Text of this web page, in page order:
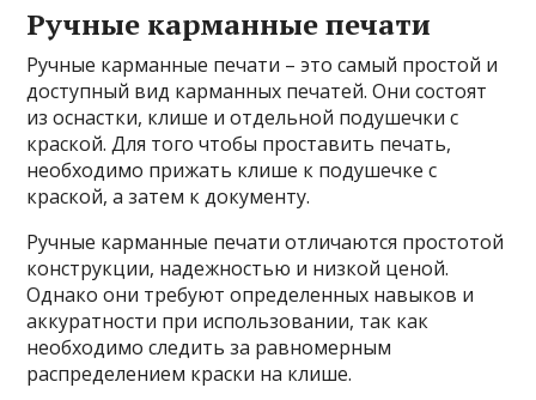
Ручные карманные печати
Ручные карманные печати – это самый простой и
доступный вид карманных печатей. Они состоят
из оснастки, клише и отдельной подушечки с
краской. Для того чтобы проставить печать,
необходимо прижать клише к подушечке с
краской, а затем к документу.
Ручные карманные печати отличаются простотой
конструкции, надежностью и низкой ценой.
Однако они требуют определенных навыков и
аккуратности при использовании, так как
необходимо следить за равномерным
распределением краски на клише.